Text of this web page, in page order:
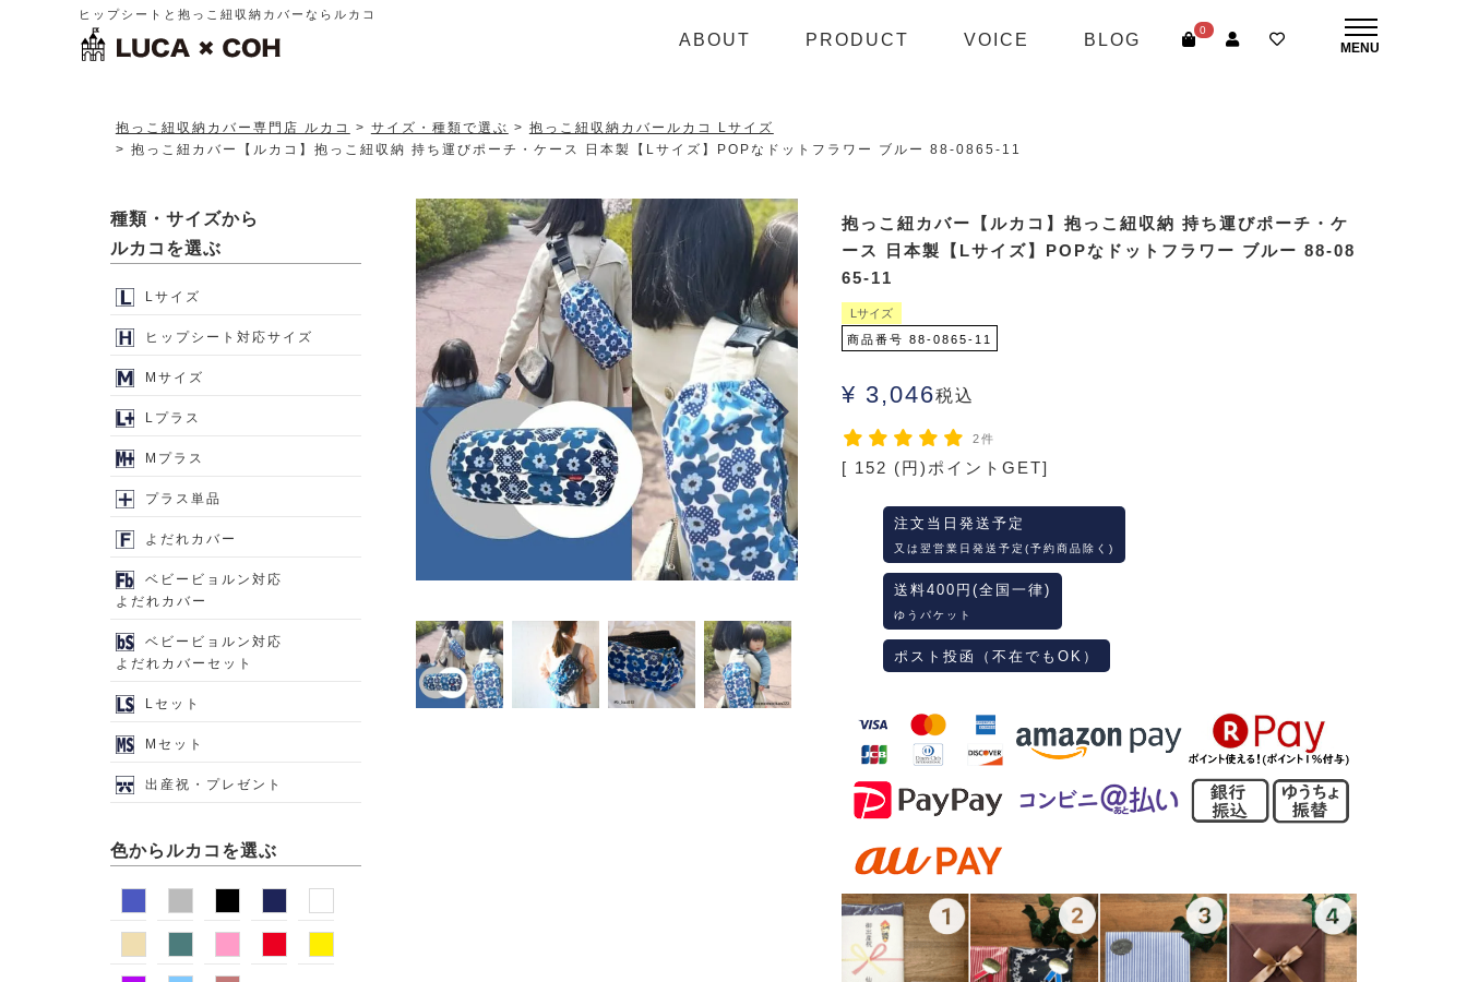
ヒップシートと抱っこ紐収納カバーならルカコ
ABOUT PRODUCT VOICE BLOG
0
抱っこ紐収納カバー専門店 ルカコ サイズ・種類で選ぶ
抱っこ紐収納カバールカコ Lサイズ
抱っこ紐カバー【ルカコ】抱っこ紐収納 持ち運びポーチ・ケース 日本製【Lサイズ】POPなドットフラワー ブルー 88-0865-11
抱っこ紐カバー【ルカコ】抱っこ紐収納 持ち運びポーチ・ケ
ース 日本製【Lサイズ】POPなドットフラワー ブルー 88-08
65-11
Lサイズ
商品番号 88-0865-11
¥ 3,046税込
2件
[ 152 (円)ポイントGET]
注文当日発送予定
又は翌営業日発送予定(予約商品除く)
送料400円(全国一律)
ゆうパケット
ポスト投函（不在でもOK）
種類・サイズから
ルカコを選ぶ
Lサイズ
ヒップシート対応サイズ
Mサイズ
Lプラス
Mプラス
プラス単品
よだれカバー
ベビービョルン対応
よだれカバー
ベビービョルン対応
よだれカバーセット
Lセット
Mセット
出産祝・プレゼント
色からルカコを選ぶ